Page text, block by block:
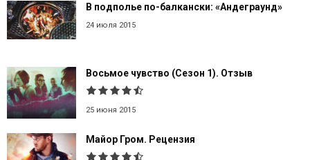
В подполье по-балкански: «Андеграунд»
24 июля 2015
Восьмое чувство (Сезон 1). Отзыв
25 июня 2015
Майор Гром. Рецензия